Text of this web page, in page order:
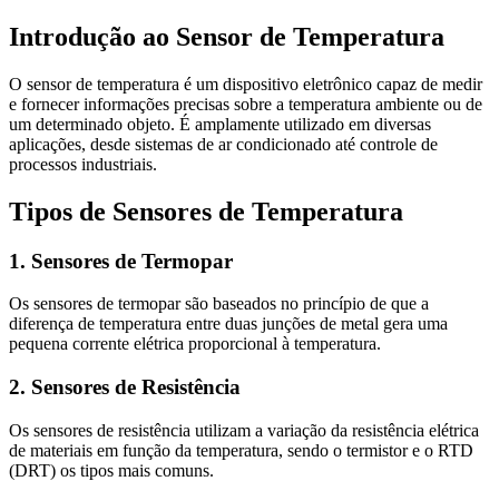
Introdução ao Sensor de Temperatura
O sensor de temperatura é um dispositivo eletrônico capaz de medir
e fornecer informações precisas sobre a temperatura ambiente ou de
um determinado objeto. É amplamente utilizado em diversas
aplicações, desde sistemas de ar condicionado até controle de
processos industriais.
Tipos de Sensores de Temperatura
1. Sensores de Termopar
Os sensores de termopar são baseados no princípio de que a
diferença de temperatura entre duas junções de metal gera uma
pequena corrente elétrica proporcional à temperatura.
2. Sensores de Resistência
Os sensores de resistência utilizam a variação da resistência elétrica
de materiais em função da temperatura, sendo o termistor e o RTD
(DRT) os tipos mais comuns.